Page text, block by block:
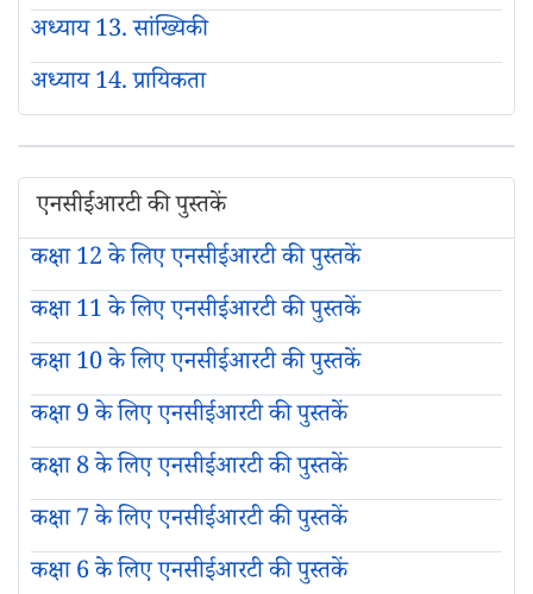
अध्याय 13. सांख्यिकी
अध्याय 14. प्रायिकता
एनसीईआरटी की पुस्तकें
कक्षा 12 के लिए एनसीईआरटी की पुस्तकें
कक्षा 11 के लिए एनसीईआरटी की पुस्तकें
कक्षा 10 के लिए एनसीईआरटी की पुस्तकें
कक्षा 9 के लिए एनसीईआरटी की पुस्तकें
कक्षा 8 के लिए एनसीईआरटी की पुस्तकें
कक्षा 7 के लिए एनसीईआरटी की पुस्तकें
कक्षा 6 के लिए एनसीईआरटी की पुस्तकें